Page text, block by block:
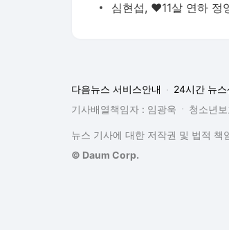
다음뉴스 서비스안내 24시간 뉴스
기사배열책임자 : 임광욱
청소년
뉴스 기사에 대한 저작권 및 법적
© Daum Corp.